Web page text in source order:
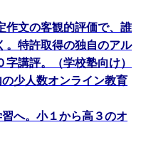
作文の客観的評価で、誰
。特許取得の独自のアル
講評。（学校塾向け）
少人数オンライン教育
へ。小１から高３のオ